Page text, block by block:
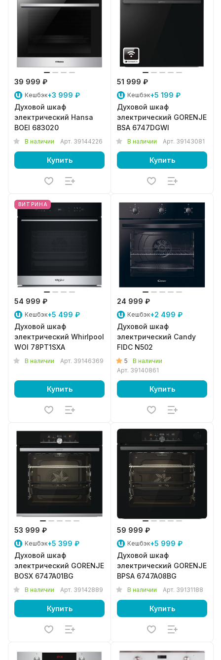
39 999 ₽
Кешбэк+3 999 ₽
Духовой шкаф
электрический Hansa
BOEI 683020
В наличии Арт. 39144226
Купить
51 999 ₽
Кешбэк+5 199 ₽
Духовой шкаф
электрический GORENJE
BSA 6747DGWI
В наличии Арт. 39143081
Купить
ВИТРИНА
54 999 ₽
Кешбэк+5 499 ₽
Духовой шкаф
электрический Whirlpool
WOI 78PT1SXA
В наличии Арт. 39146369
Купить
24 999 ₽
Кешбэк+2 499 ₽
Духовой шкаф
электрический Candy
FIDC N502
5
В наличии
Арт. 39140861
Купить
53 999 ₽
Кешбэк+5 399 ₽
Духовой шкаф
электрический GORENJE
BOSX 6747A01BG
В наличии Арт. 39142889
Купить
59 999 ₽
Кешбэк+5 999 ₽
Духовой шкаф
электрический GORENJE
BPSA 6747A08BG
В наличии Арт. 39131188
Купить